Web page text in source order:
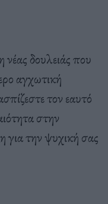
δουλειάς που
αγχωτική
τον εαυτό
στην
για την ψυχική σας